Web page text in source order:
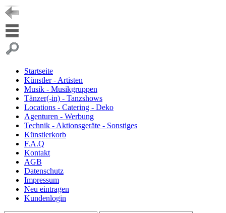
Startseite
Künstler - Artisten
Musik - Musikgruppen
Tänzer(-in) - Tanzshows
Locations - Catering - Deko
Agenturen - Werbung
Technik - Aktionsgeräte - Sonstiges
Künstlerkorb
F.A.Q
Kontakt
AGB
Datenschutz
Impressum
Neu eintragen
Kundenlogin